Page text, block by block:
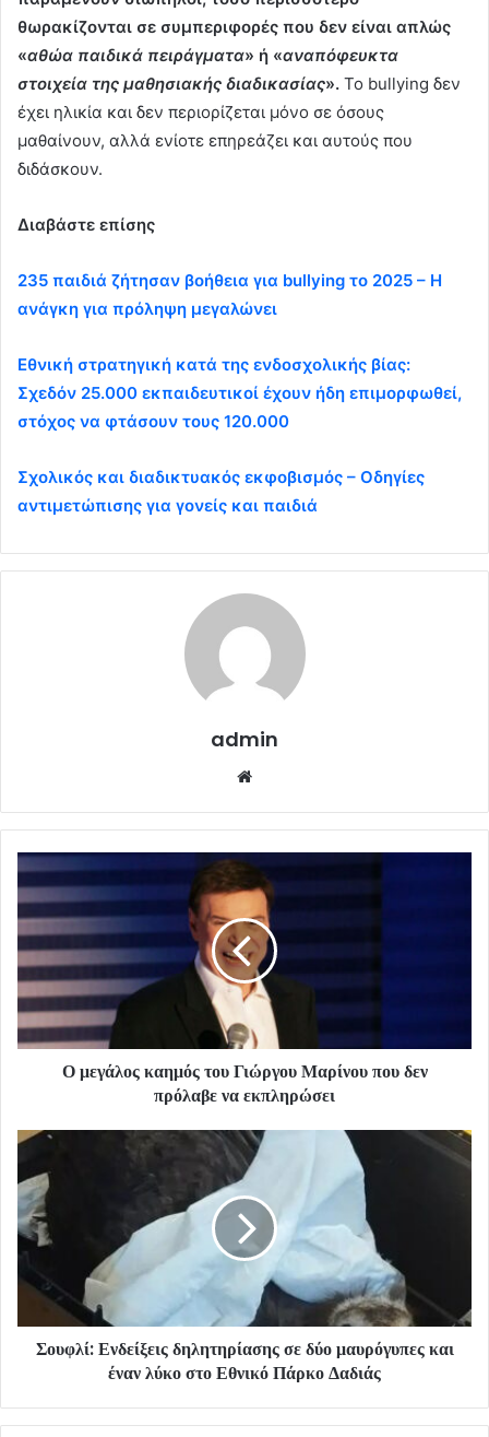
θωρακίζονται σε συμπεριφορές που δεν είναι απλώς
«αθώα παιδικά πειράγματα» ή «αναπόφευκτα
στοιχεία της μαθησιακής διαδικασίας». Το bullying δεν
έχει ηλικία και δεν περιορίζεται μόνο σε όσους
μαθαίνουν, αλλά ενίοτε επηρεάζει και αυτούς που
διδάσκουν.
Διαβάστε επίσης
235 παιδιά ζήτησαν βοήθεια για bullying το 2025 – Η
ανάγκη για πρόληψη μεγαλώνει
Εθνική στρατηγική κατά της ενδοσχολικής βίας:
Σχεδόν 25.000 εκπαιδευτικοί έχουν ήδη επιμορφωθεί,
στόχος να φτάσουν τους 120.000
Σχολικός και διαδικτυακός εκφοβισμός – Οδηγίες
αντιμετώπισης για γονείς και παιδιά
admin
Ο μεγάλος καημός του Γιώργου Μαρίνου που δεν
πρόλαβε να εκπληρώσει
Σουφλί: Ενδείξεις δηλητηρίασης σε δύο μαυρόγυπες και
έναν λύκο στο Εθνικό Πάρκο Δαδιάς